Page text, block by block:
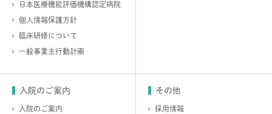
日本医療機能評価機構認定病院
個人情報保護方針
臨床研修について
一般事業主行動計画
入院のご案内
入院のご案内
その他
採用情報